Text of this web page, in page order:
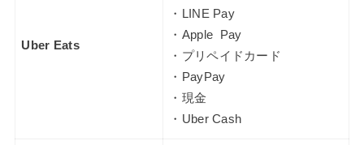
Uber Eats
・LINE Pay
・Apple Pay
・プリペイドカード
・PayPay
・現金
・Uber Cash